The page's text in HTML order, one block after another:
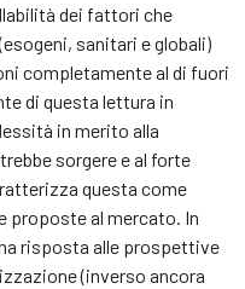
dei fattori che
sanitari e globali)
completamente al di fuori
di questa lettura in
in merito alla
sorgere e al forte
questa come
proposte al mercato. In
risposta alle prospettive
(inverso ancora